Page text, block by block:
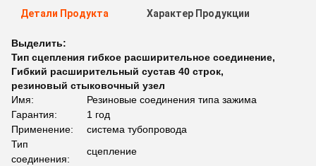
Детали Продукта Характер Продукции
Выделить:
Тип сцепления гибкое расширительное соединение,
Гибкий расширительный сустав 40 строк,
резиновый стыковочный узел
Имя:
Резиновые соединения типа зажима
Гарантия:
1 год
Применение:
система тубопровода
Тип
соединения:
сцепление